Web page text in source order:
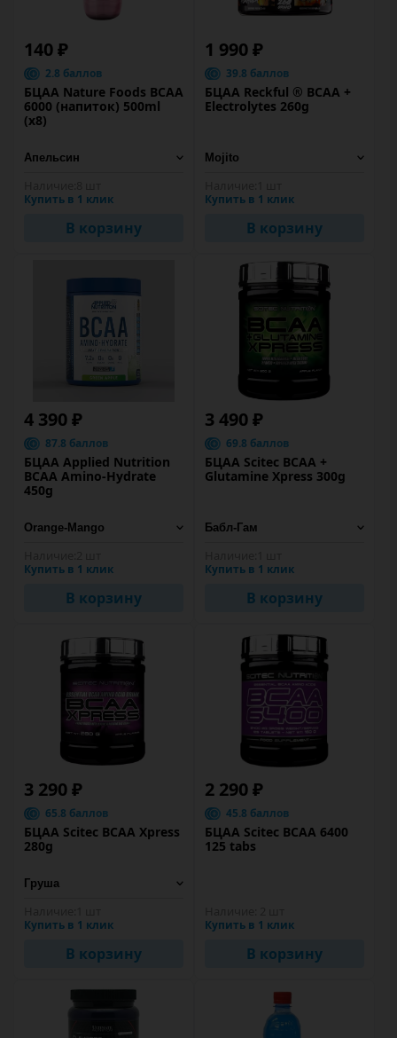
140 ₽
2.8 баллов
БЦАА Nature Foods BCAA
6000 (напиток) 500ml
(x8)
Купить в 1 клик
В корзину
1 990 ₽
39.8 баллов
БЦАА Reckful ® BCAA +
Eleсtrolytes 260g
Купить в 1 клик
В корзину
4 390 ₽
87.8 баллов
БЦАА Applied Nutrition
BCAA Amino-Hydrate
450g
Купить в 1 клик
В корзину
3 490 ₽
69.8 баллов
БЦАА Scitec BCAA +
Glutamine Xpress 300g
Купить в 1 клик
В корзину
3 290 ₽
65.8 баллов
БЦАА Scitec BCAA Xpress
280g
Купить в 1 клик
В корзину
2 290 ₽
45.8 баллов
БЦАА Scitec BCAA 6400
125 tabs
Купить в 1 клик
В корзину